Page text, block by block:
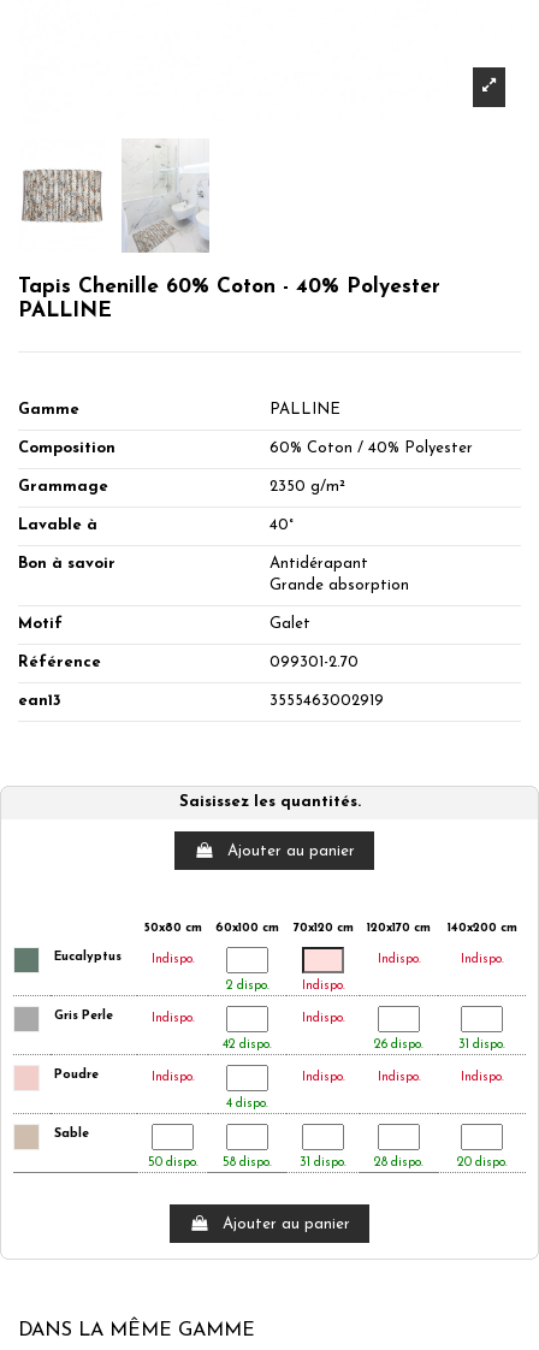
Tapis Chenille 60% Coton - 40% Polyester
PALLINE
Gamme PALLINE
Composition 60% Coton / 40% Polyester
Grammage 2350 g/m²
Lavable à 40°
Bon à savoir
Antidérapant
Grande absorption
Motif Galet
Référence 099301-2.70
ean13 3555463002919
Saisissez les quantités.
Ajouter au panier
50x80 cm 60x100 cm 70x120 cm 120x170 cm 140x200 cm
Eucalyptus
Indispo.
2 dispo.
Indispo.
Indispo. Indispo.
Gris Perle
Indispo.
42 dispo.
Indispo.
26 dispo.
31 dispo.
Poudre
Indispo.
4 dispo.
Indispo. Indispo. Indispo.
Sable
50 dispo. 58 dispo. 31 dispo. 28 dispo. 20 dispo.
Ajouter au panier
DANS LA MÊME GAMME